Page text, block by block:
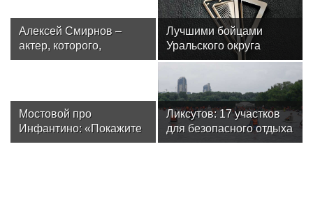
Алексей Смирнов –
актер, которого,
надеюсь, еще не
Лучшими бойцами
Уральского округа
Росгвардии стали
военнослужащие
озерского соединения
по охране важных
государственных
объектов
Мостовой про
Инфантино: «Покажите
его фотографию на
Ликсутов: 17 участков
для безопасного отдыха
и водного спорта